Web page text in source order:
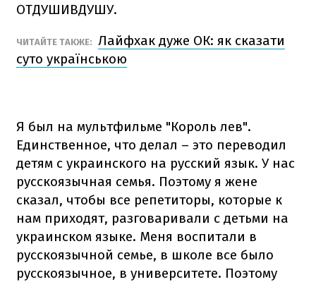
ОТДУШИВДУШУ.
ЧИТАЙТЕ ТАКЖЕ: Лайфхак дуже ОК: як сказати
суто українською
Я был на мультфильме "Король лев".
Единственное, что делал – это переводил
детям с украинского на русский язык. У нас
русскоязычная семья. Поэтому я жене
сказал, чтобы все репетиторы, которые к
нам приходят, разговаривали с детьми на
украинском языке. Меня воспитали в
русскоязычной семье, в школе все было
русскоязычное, в университете. Поэтому